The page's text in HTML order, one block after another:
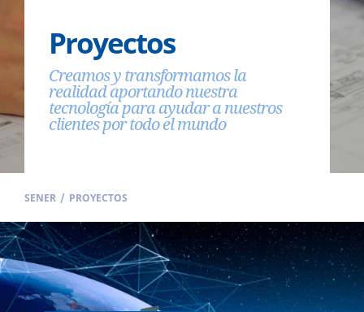
Proyectos
Creamos y transformamos la
realidad aportando nuestra
tecnología para ayudar a nuestros
clientes por todo el mundo
SENER / PROYECTOS